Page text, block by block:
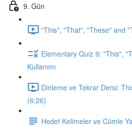
9. Gün
"This", "That", "These" and
Elementary Quiz 9: "This",
Kullanımı
Dinleme ve Tekrar Dersi:
(6:26)
Hedef Kelimeler ve Cümle